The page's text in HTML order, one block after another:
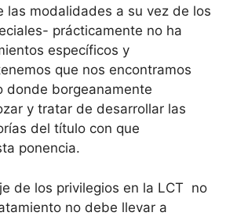
las modalidades a su vez de los
prácticamente no ha
específicos y
que nos encontramos
donde borgeanamente
y tratar de desarrollar las
del título con que
ponencia.
de los privilegios en la LCT no
no debe llevar a